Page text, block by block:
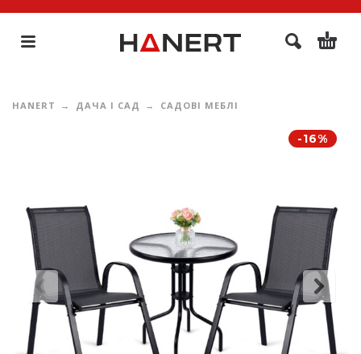
HANERT ДАЧА І САД САДОВІ МЕБЛІ
-16%